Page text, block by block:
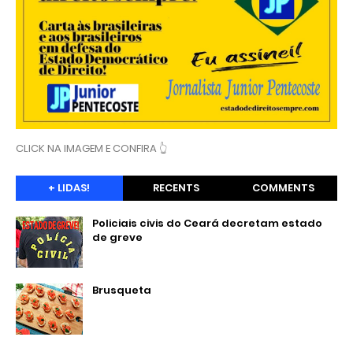
CLICK NA IMAGEM E CONFIRA 👆
+ LIDAS! RECENTS COMMENTS
Policiais civis do Ceará decretam estado
de greve
Brusqueta